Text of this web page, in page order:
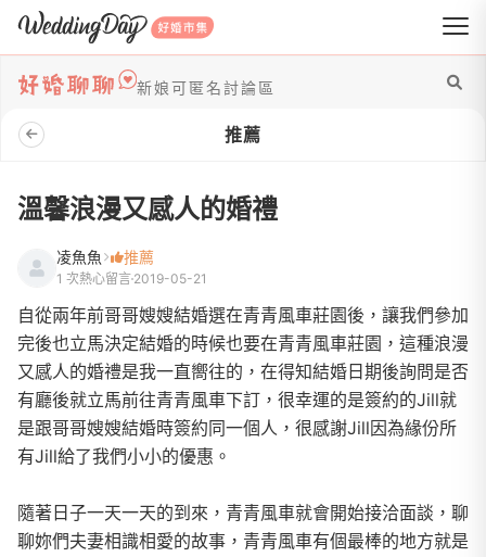
WeddingDay 好婚市集
新娘可匿名討論區
推薦
溫馨浪漫又感人的婚禮
凌魚魚 推薦
1 次熱心留言 2019-05-21
自從兩年前哥哥嫂嫂結婚選在青青風車莊園後，讓我們參加
完後也立馬決定結婚的時候也要在青青風車莊園，這種浪漫
又感人的婚禮是我一直嚮往的，在得知結婚日期後詢問是否
有廳後就立馬前往青青風車下訂，很幸運的是簽約的Jill就
是跟哥哥嫂嫂結婚時簽約同一個人，很感謝Jill因為緣份所
有Jill給了我們小小的優惠。
隨著日子一天一天的到來，青青風車就會開始接洽面談，聊
聊妳們夫妻相識相愛的故事，青青風車有個最棒的地方就是